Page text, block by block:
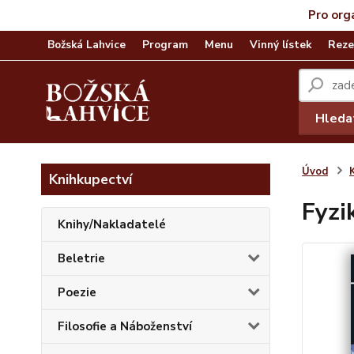
Pro
Božská Lahvice Program Menu Vinný lístek
Knihkupectví
Knihy/Nakladatelé
Beletrie
Poezie
Filosofie a Náboženství
Úvod